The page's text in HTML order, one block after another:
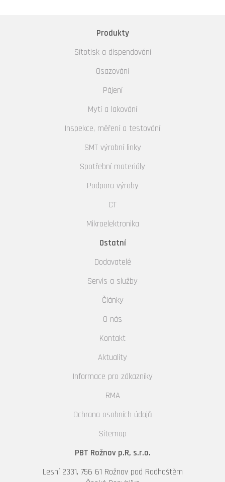
Produkty
Sítotisk a dispendování
Osazování
Pájení
Mytí a lakování
Inspekce, měření a testování
SMT výrobní linky
Spotřební materiály
Podpora výroby
CT
Mikroelektronika
Ostatní
Dodavatelé
Servis a služby
Články
O nás
Kontakt
Aktuality
Informace pro zákazníky
RMA
Ochrana osobních údajů
Sitemap
PBT Rožnov p.R, s.r.o.
Lesní 2331, 756 61 Rožnov pod Radhoštěm